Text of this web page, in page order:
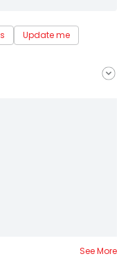
Update me
See More